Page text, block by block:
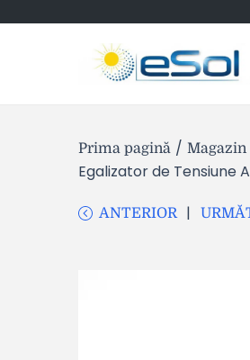
Prima pagină / Magazin
Egalizator de Tensiune
ANTERIOR